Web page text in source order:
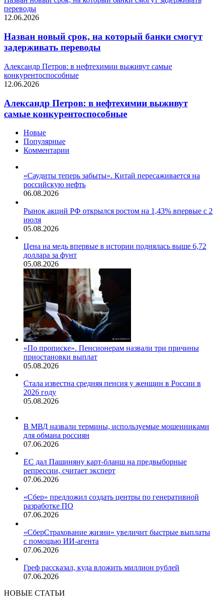
переводы
12.06.2026
Назван новый срок, на который банки смогут
задерживать переводы
Александр Петров: в нефтехимии выживут самые
конкурентоспособные
12.06.2026
Александр Петров: в нефтехимии выживут
самые конкурентоспособные
Новые
Популярные
Комментарии
«Саудиты теперь забыты». Китай пересаживается на
российскую нефть
06.08.2026
Рынок акций РФ открылся ростом на 1,43% впервые с 2
июля
05.08.2026
Цена на медь впервые в истории поднялась выше 6,72
доллара за фунт
05.08.2026
«По прописке». Пенсионерам назвали три причины
приостановки выплат
05.08.2026
Стала известна средняя пенсия у женщин в России в
2026 году
05.08.2026
В МВД назвали термины, используемые мошенниками
для обмана россиян
07.06.2026
ЕС дал Пашиняну карт-бланш на предвыборные
репрессии, считает эксперт
07.06.2026
«Сбер» предложил создать центры по генеративной
разработке ПО
07.06.2026
«СберСтрахование жизни» увеличит быстрые выплаты
с помощью ИИ-агента
07.06.2026
Греф рассказал, куда вложить миллион рублей
07.06.2026
НОВЫЕ СТАТЬИ